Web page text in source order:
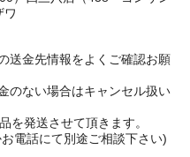
送金先情報をよくご確認お願
のない場合はキャンセル扱い
発送させて頂きます。
話にて別途ご相談下さい)